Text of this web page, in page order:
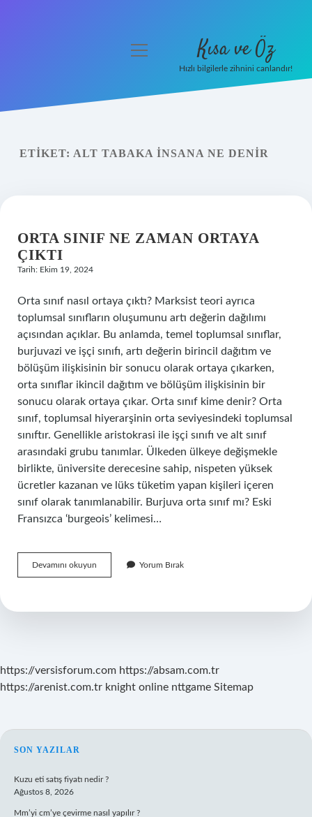
Yasal Uyarı
menüyü
Kısa ve Öz
Hızlı bilgilerle zihnini canlandır!
ETIKET: ALT TABAKA INSANA NE DENIR
ORTA SINIF NE ZAMAN ORTAYA
ÇIKTI
Tarih: Ekim 19, 2024
Orta sınıf nasıl ortaya çıktı? Marksist teori ayrıca
toplumsal sınıfların oluşumunu artı değerin dağılımı
açısından açıklar. Bu anlamda, temel toplumsal sınıflar,
burjuvazi ve işçi sınıfı, artı değerin birincil dağıtım ve
bölüşüm ilişkisinin bir sonucu olarak ortaya çıkarken,
orta sınıflar ikincil dağıtım ve bölüşüm ilişkisinin bir
sonucu olarak ortaya çıkar. Orta sınıf kime denir? Orta
sınıf, toplumsal hiyerarşinin orta seviyesindeki toplumsal
sınıftır. Genellikle aristokrasi ile işçi sınıfı ve alt sınıf
arasındaki grubu tanımlar. Ülkeden ülkeye değişmekle
birlikte, üniversite derecesine sahip, nispeten yüksek
ücretler kazanan ve lüks tüketim yapan kişileri içeren
sınıf olarak tanımlanabilir. Burjuva orta sınıf mı? Eski
Fransızca ‘burgeois’ kelimesi…
Devamını okuyun
Sınıf
Ortaya
Yorum Bırak
https://versisforum.com https://absam.com.tr
https://arenist.com.tr knight online nttgame Sitemap
SIDEBAR
SON YAZILAR
Kuzu eti satış fiyatı nedir ?
Ağustos 8, 2026
Mm’yi cm’ye çevirme nasıl yapılır ?